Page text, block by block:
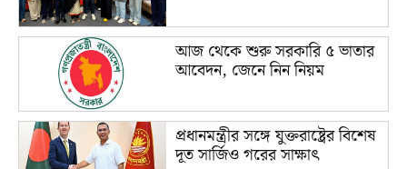
আজ থেকে শুরু সরকারি ৫ ভাতার
আবেদন, জেনে নিন নিয়ম
প্রধানমন্ত্রীর সঙ্গে যুক্তরাষ্ট্রের বিশেষ
দূত সার্জিও গরের সাক্ষাৎ